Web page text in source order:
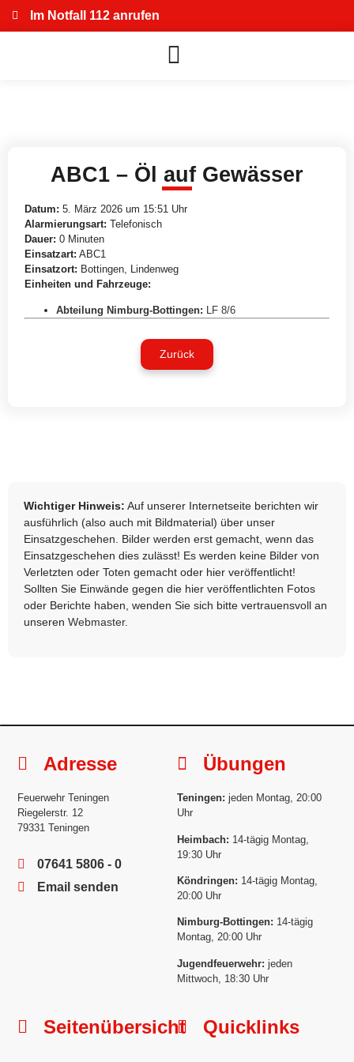
Im Notfall 112 anrufen
ABC1 – Öl auf Gewässer
Datum: 5. März 2026 um 15:51 Uhr
Alarmierungsart: Telefonisch
Dauer: 0 Minuten
Einsatzart: ABC1
Einsatzort: Bottingen, Lindenweg
Einheiten und Fahrzeuge:
Abteilung Nimburg-Bottingen: LF 8/6
Zurück
Wichtiger Hinweis: Auf unserer Internetseite berichten wir
ausführlich (also auch mit Bildmaterial) über unser
Einsatzgeschehen. Bilder werden erst gemacht, wenn das
Einsatzgeschehen dies zulässt! Es werden keine Bilder von
Verletzten oder Toten gemacht oder hier veröffentlicht!
Sollten Sie Einwände gegen die hier veröffentlichten Fotos
oder Berichte haben, wenden Sie sich bitte vertrauensvoll an
unseren Webmaster.
Adresse
Feuerwehr Teningen
Riegelerstr. 12
79331 Teningen
07641 5806 - 0
Email senden
Übungen
Teningen: jeden Montag, 20:00
Uhr
Heimbach: 14-tägig Montag,
19:30 Uhr
Köndringen: 14-tägig Montag,
20:00 Uhr
Nimburg-Bottingen: 14-tägig
Montag, 20:00 Uhr
Jugendfeuerwehr: jeden
Mittwoch, 18:30 Uhr
Seitenübersicht Quicklinks